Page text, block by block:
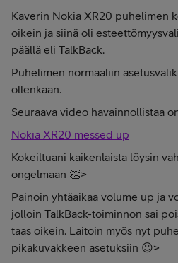
Kaverin Nokia XR20 puhelimen
oikein ja siinä oli
päällä eli TalkBack.
Puhelimen normaaliin
ollenkaan.
Seuraava video havainnollistaa
Nokia XR20 messed up
Kokeiltuani kaikenlaista löysin
ongelmaan 👏>
Painoin yhtäaikaa volume up ja
jolloin TalkBack-toiminnon sai
taas oikein. Laitoin myös nyt
pikakuvakkeen asetuksiin 😉>